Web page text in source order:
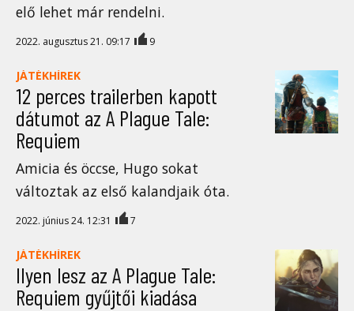
elő lehet már rendelni.
2022. augusztus 21. 09:17 9
JÁTÉKHÍREK
12 perces trailerben kapott
dátumot az A Plague Tale:
Requiem
Amicia és öccse, Hugo sokat
változtak az első kalandjaik óta.
2022. június 24. 12:31 7
JÁTÉKHÍREK
Ilyen lesz az A Plague Tale:
Requiem gyűjtői kiadása